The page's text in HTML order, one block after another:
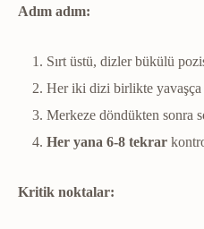
Adım adım:
Sırt üstü, dizler bükülü
Her iki dizi birlikte yavaşça
Merkeze döndükten sonra
Her yana 6-8 tekrar
Kritik noktalar: